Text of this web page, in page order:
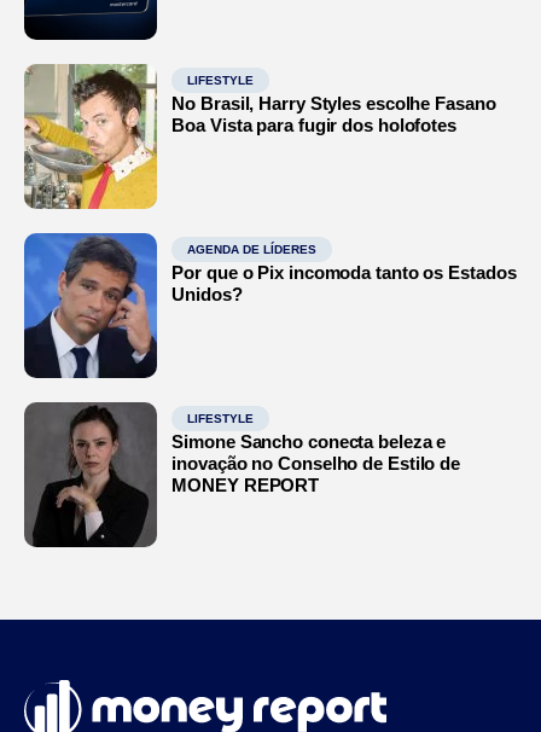
LIFESTYLE
No Brasil, Harry Styles escolhe Fasano
Boa Vista para fugir dos holofotes
AGENDA DE LÍDERES
Por que o Pix incomoda tanto os Estados
Unidos?
LIFESTYLE
Simone Sancho conecta beleza e
inovação no Conselho de Estilo de
MONEY REPORT